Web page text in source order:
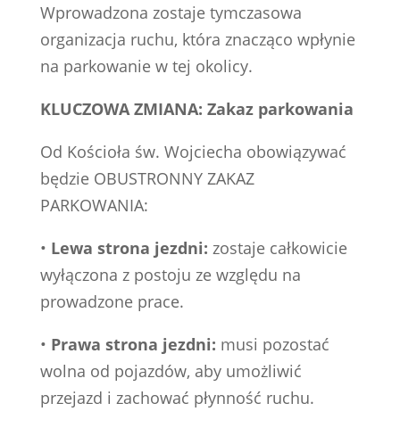
Wprowadzona zostaje tymczasowa
organizacja ruchu, która znacząco wpłynie
na parkowanie w tej okolicy.
KLUCZOWA ZMIANA: Zakaz parkowania
Od Kościoła św. Wojciecha obowiązywać
będzie OBUSTRONNY ZAKAZ
PARKOWANIA:
• Lewa strona jezdni: zostaje całkowicie
wyłączona z postoju ze względu na
prowadzone prace.
• Prawa strona jezdni: musi pozostać
wolna od pojazdów, aby umożliwić
przejazd i zachować płynność ruchu.